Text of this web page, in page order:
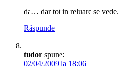
da… dar tot in reluare se vede.
Răspunde
tudor spune:
02/04/2009 la 18:06